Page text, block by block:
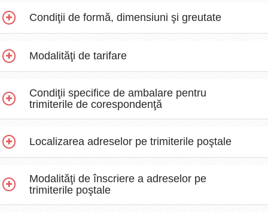
Condiţii de formă, dimensiuni şi greutate
Modalităţi de tarifare
Condiţii specifice de ambalare pentru
trimiterile de corespondenţă
Localizarea adreselor pe trimiterile poştale
Modalităţi de înscriere a adreselor pe
trimiterile poştale